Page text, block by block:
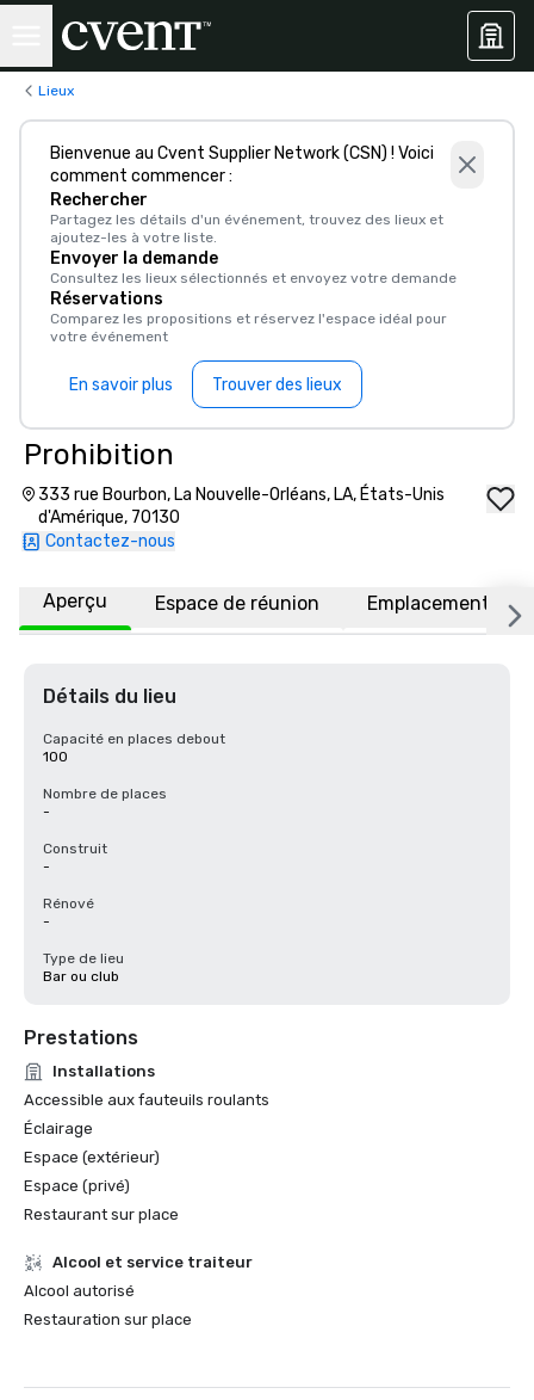
Lieux
Bienvenue au Cvent Supplier Network (CSN) ! Voici
comment commencer :
Rechercher
Partagez les détails d'un événement, trouvez des lieux et
ajoutez-les à votre liste.
Envoyer la demande
Consultez les lieux sélectionnés et envoyez votre demande
Réservations
Comparez les propositions et réservez l'espace idéal pour
votre événement
En savoir plus Trouver des lieux
Prohibition
333 rue Bourbon, La Nouvelle-Orléans, LA, États-Unis
d'Amérique, 70130
Contactez-nous
Aperçu Espace de réunion Emplacement
Détails du lieu
Capacité en places debout
100
Nombre de places
-
Construit
-
Rénové
-
Type de lieu
Bar ou club
Prestations
Installations
Accessible aux fauteuils roulants
Éclairage
Espace (extérieur)
Espace (privé)
Restaurant sur place
Alcool et service traiteur
Alcool autorisé
Restauration sur place